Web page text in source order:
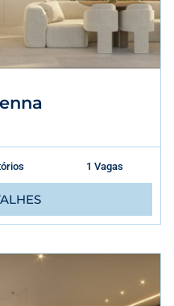
1 Vagas